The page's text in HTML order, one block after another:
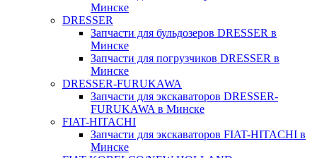
Минске
DRESSER
Запчасти для бульдозеров DRESSER в
Минске
Запчасти для погрузчиков DRESSER в
Минске
DRESSER-FURUKAWA
Запчасти для экскаваторов DRESSER-
FURUKAWA в Минске
FIAT-HITACHI
Запчасти для экскаваторов FIAT-HITACHI в
Минске